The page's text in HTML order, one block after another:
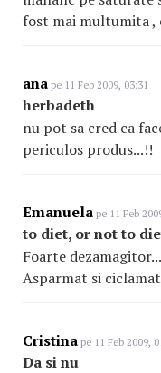
fost mai multumita ,
ana pe 11 Feb 2009, 03:31
herbadeth
nu pot sa cred ca
periculos produs...!!
Emanuela pe 11 Feb
to diet, or not to
Foarte
Asparmat si
Cristina pe 11 Feb 2009,
Da si nu